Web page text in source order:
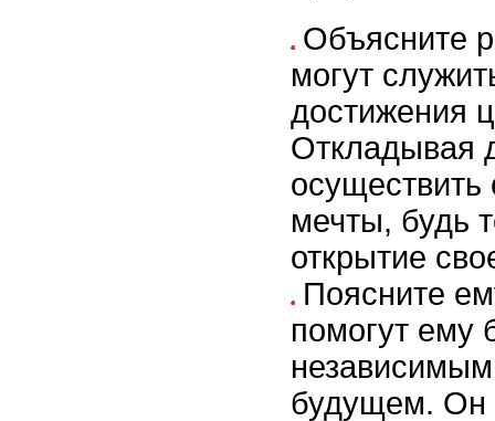
Объясните
могут
достижения
Откладывая
мечты, будь
открытие
Поясните
помогут ему
будущем. Он